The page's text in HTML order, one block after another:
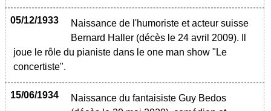
05/12/1933
Naissance de l'humoriste et acteur suisse
Bernard Haller (décès le 24 avril 2009). Il
joue le rôle du pianiste dans le one man show "Le
concertiste".
15/06/1934
Naissance du fantaisiste Guy Bedos